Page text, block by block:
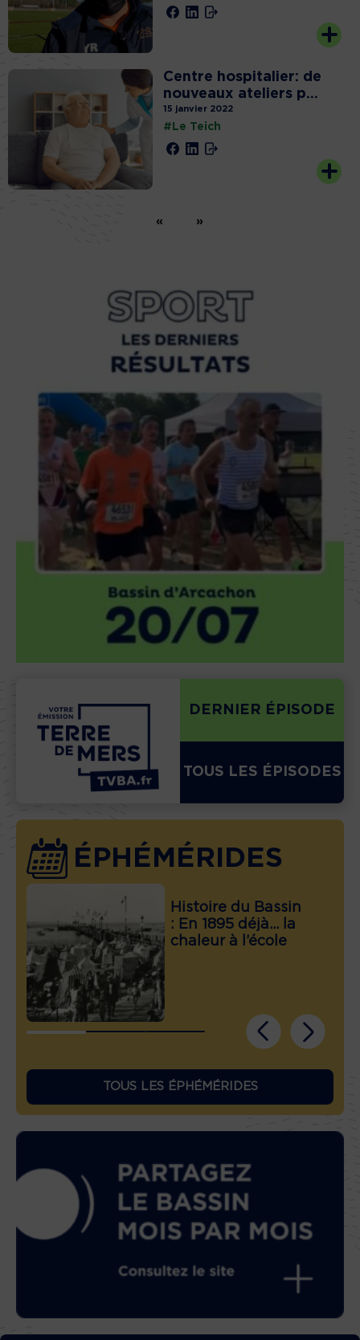
Centre hospitalier: de
nouveaux ateliers p...
15 janvier 2022
#Le Teich
« »
DERNIER ÉPISODE
TOUS LES ÉPISODES
ÉPHÉMÉRIDES
Histoire du Bassin
: En 1895 déjà… la
chaleur à l’école
TOUS LES ÉPHÉMÉRIDES